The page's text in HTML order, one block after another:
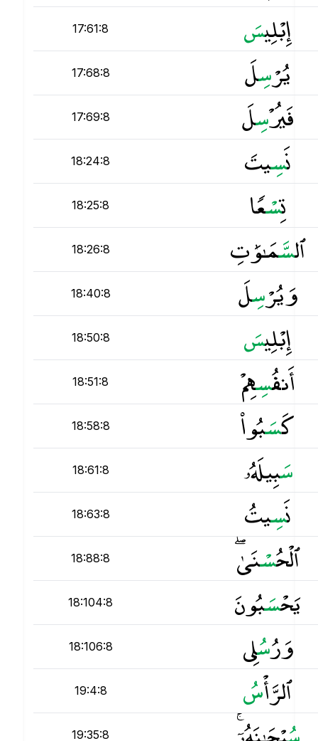
17:61:8 إِبْلِيس
17:68:8 يُرْسِلَ
17:69:8 فَيُرْسِلَ
18:24:8 نَسِيتَ
18:25:8 تِسْعًۭا
18:26:8 ٱلسَّمَـٰوَٰتِ
18:40:8 وَيُرْسِلَ
18:50:8 إِبْلِيس
18:51:8 أَنفُسِهِمْ
18:58:8 كَسَبُوا۟
18:61:8 سَبِيلَهُۥ
18:63:8 نَسِيتُ
18:88:8 ٱلْحُسْنَىٰ ۖ
18:104:8 يَحْسَبُونَ
18:106:8 وَرُسُلِى
19:4:8 ٱلرَّأْس
19:35:8